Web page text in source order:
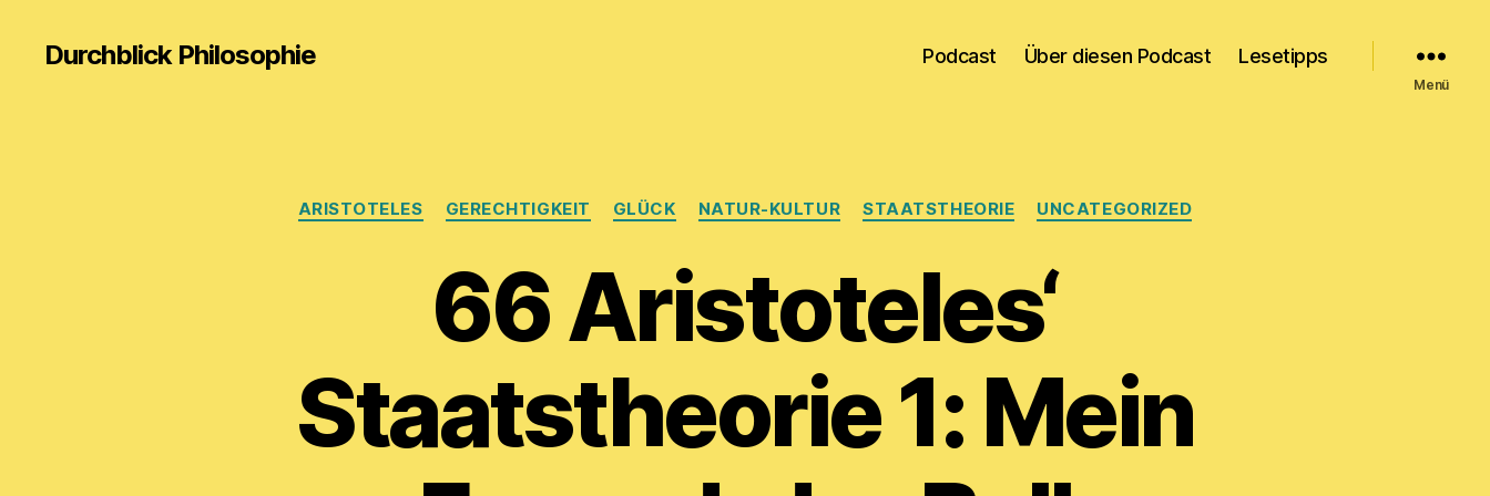
Durchblick Philosophie Podcast Über diesen Podcast Lesetipps
Menü
Kategorien
ARISTOTELES GERECHTIGKEIT GLÜCK NATUR-KULTUR STAATSTHEORIE UNCATEGORIZED
66 Aristoteles‘
Staatstheorie 1: Mein